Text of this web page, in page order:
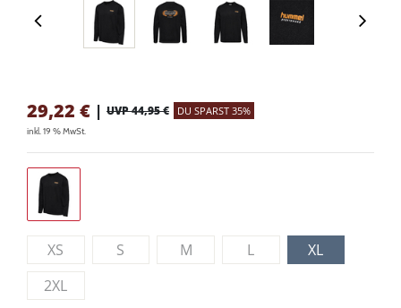
29,22 € | UVP 44,95 € DU SPARST 35%
inkl. 19 % MwSt.
XS S M L
XL
2XL